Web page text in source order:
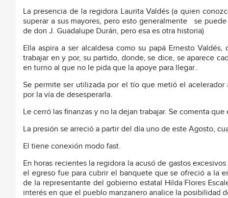
La presencia de la regidora Laurita Valdés (a quien
superar a sus mayores, pero esto generalmente se
de don J. Guadalupe Durán, pero esa es otra historia)
Ella aspira a ser alcaldesa como su papá Ernesto
trabajar en y por, su partido, donde, se dice, se aparece
en turno al que no le pida que la apoye para llegar..
Se permite ser utilizada por el tío que metió el
por la vía de desesperarla.
Le cerró las finanzas y no la dejan trabajar. Se comenta
La presión se arreció a partir del día uno de este Agosto,
El tiene conexión modo fast.
En horas recientes la regidora la acusó de gastos
el egreso fue para cubrir el banquete que se ofreció a la
de la representante del gobierno estatal Hilda Flores
interés en que el pueblo manzanero analice la posibilidad